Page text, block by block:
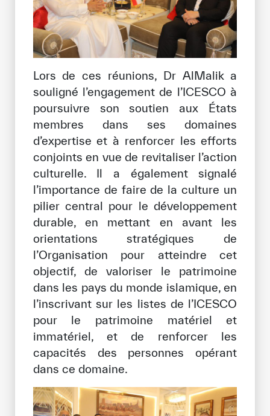
Devenir partenaire
Soutien et dons
Copyright ICESCO. Tous droits réservés.
Conditions d’utilisation
Politique de confidentialité
Politique et procédure concernant l’IA
PPSSI
Droit d’auteur
Clause de non-responsabilité
Lors de ces réunions, Dr AlMalik a
souligné l’engagement de l’ICESCO à
poursuivre son soutien aux États
membres dans ses domaines
d’expertise et à renforcer les efforts
conjoints en vue de revitaliser l’action
culturelle. Il a également signalé
l’importance de faire de la culture un
pilier central pour le développement
durable, en mettant en avant les
orientations stratégiques de
l’Organisation pour atteindre cet
objectif, de valoriser le patrimoine
dans les pays du monde islamique, en
l’inscrivant sur les listes de l’ICESCO
pour le patrimoine matériel et
immatériel, et de renforcer les
capacités des personnes opérant
dans ce domaine.